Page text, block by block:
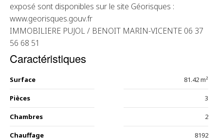
exposé sont disponibles sur le site Géorisques :
www.georisques.gouv.fr
IMMOBILIERE PUJOL / BENOIT MARIN-VICENTE 06 37
56 68 51
Caractéristiques
Surface 81.42 m²
Pièces 3
Chambres 2
Chauffage 8192